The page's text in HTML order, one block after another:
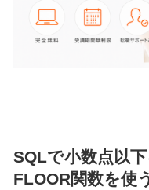
SQLで小数点以
FLOOR関数を使